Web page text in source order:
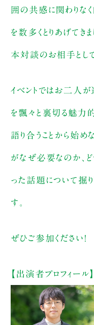
囲の共感に関わりな
を数多くとりあげてき
本対談のお相手とし
イベントではお二人
を飄々と裏切る魅力
語り合うことから始め
がなぜ必要なのか、
った話題について掘
す。
ぜひご参加ください！
【出演者プロフィール】